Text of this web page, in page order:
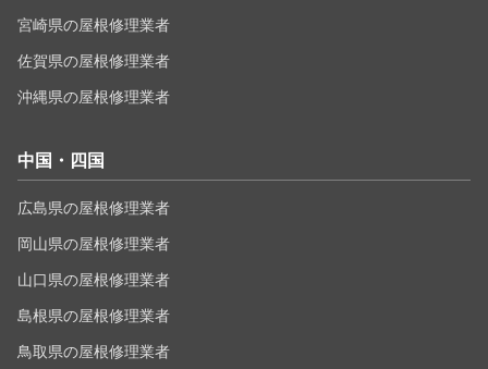
宮崎県の屋根修理業者
佐賀県の屋根修理業者
沖縄県の屋根修理業者
中国・四国
広島県の屋根修理業者
岡山県の屋根修理業者
山口県の屋根修理業者
島根県の屋根修理業者
鳥取県の屋根修理業者